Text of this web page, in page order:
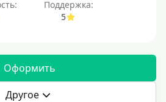
Поддержка:
5
Оформить
Другое